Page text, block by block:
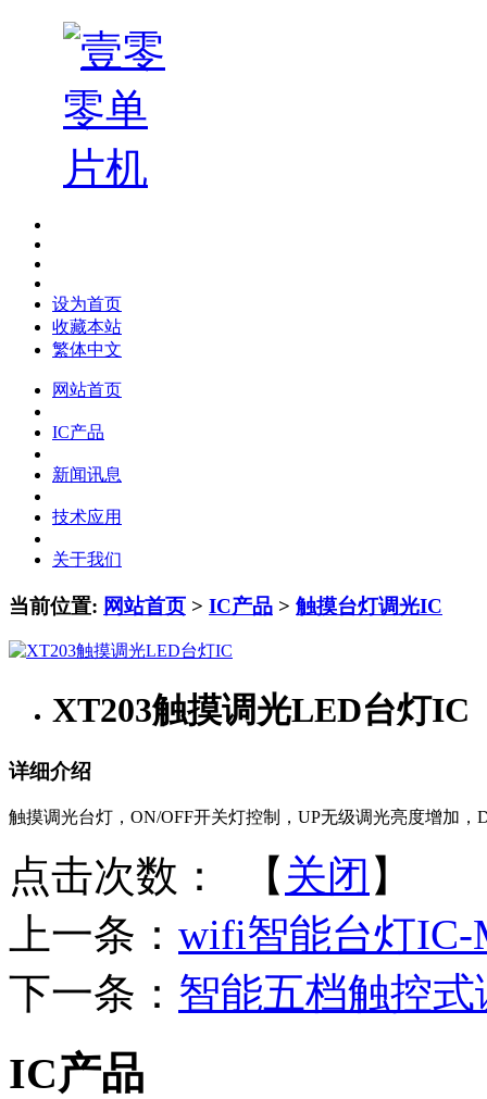
设为首页
收藏本站
繁体中文
网站首页
IC产品
新闻讯息
技术应用
关于我们
当前位置: 网站首页 > IC产品 > 触摸台灯调光IC
XT203触摸调光LED台灯IC
详细介绍
触摸调光台灯，ON/OFF开关灯控制，UP无级调光亮度增加
点击次数： 【 关闭 】
上一条： wifi智能台灯IC-
下一条： 智能五档触控
IC产品